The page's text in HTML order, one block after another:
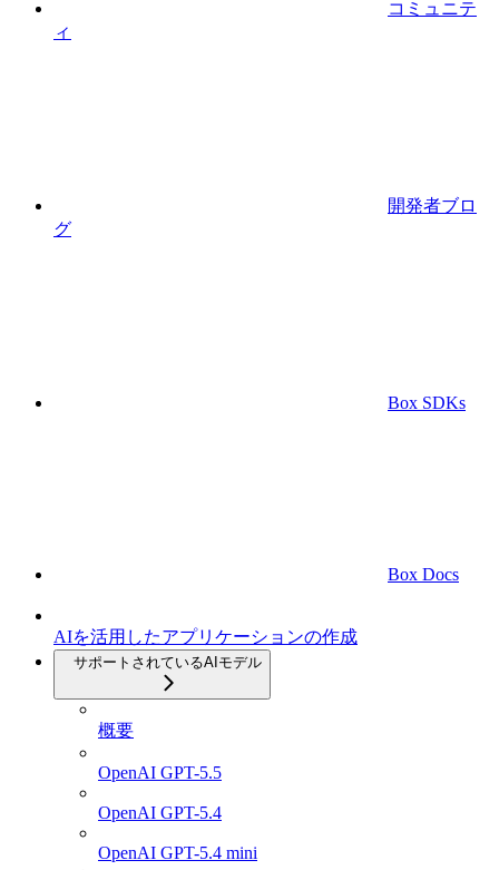
コミュニテ
ィ
開発者ブロ
グ
Box SDKs
Box Docs
AIを活用したアプリケーションの作成
サポートされているAIモデル
概要
OpenAI GPT-5.5
OpenAI GPT-5.4
OpenAI GPT-5.4 mini